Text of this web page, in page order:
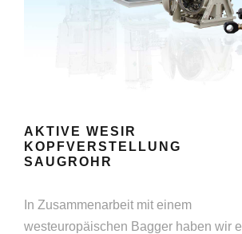
AKTIVE WESIR
KOPFVERSTELLUNG
SAUGROHR
In Zusammenarbeit mit einem
westeuropäischen Bagger haben wir